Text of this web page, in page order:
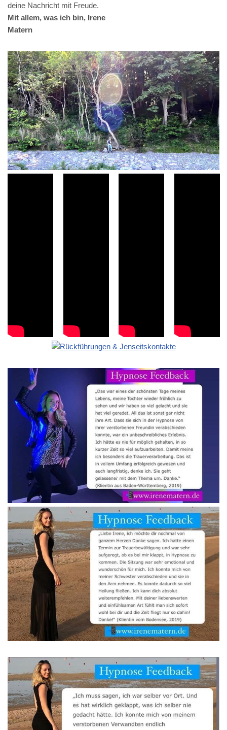
deine Nachricht mit Freude.
Mit allem, was ich bin, Irene
Matern